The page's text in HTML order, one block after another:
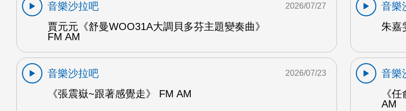
音樂沙拉吧
賈元元《舒曼WOO31A大調貝多芬主題變奏曲》
FM AM
2026/07/27
音樂
朱嘉
音樂沙拉吧
《張震嶽~跟著感覺走》 FM AM
2026/07/23
音樂
《
AM